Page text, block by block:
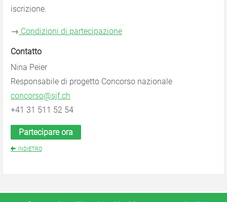
iscrizione.
→ Condizioni di partecipazione
Contatto
Nina Peier
Responsabile di progetto Concorso nazionale
concorso@sjf.ch
+41 31 511 52 54
Partecipare ora
INDIETRO